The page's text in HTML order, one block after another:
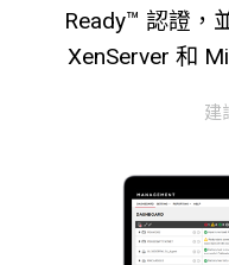
Ready™ 認證，
XenServer 和
建